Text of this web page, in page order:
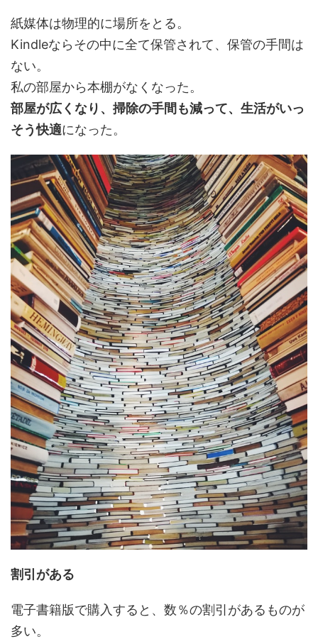
紙媒体は物理的に場所をとる。
Kindleならその中に全て保管されて、保管の手間は
ない。
私の部屋から本棚がなくなった。
部屋が広くなり、掃除の手間も減って、生活がいっ
そう快適になった。
割引がある
電子書籍版で購入すると、 数％の割引 があるものが
多い。